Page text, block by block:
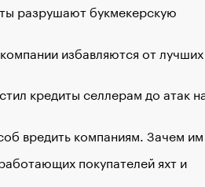
разрушают букмекерскую
избавляются от лучших
кредиты селлерам до атак
вредить компаниям. Зачем
покупателей яхт и